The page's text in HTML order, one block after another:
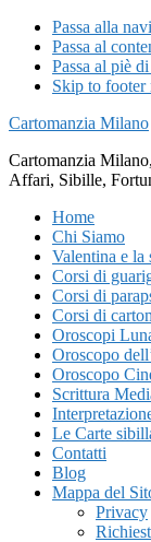
Passa alla
Passa al
Passa al piè
Skip to footer
Cartomanzia Milano
Cartomanzia
Affari, Sibille,
Home
Chi Siamo
Valentina e la
Corsi di
Corsi di
Corsi di
Oroscopi
Oroscopo
Oroscopo
Scrittura
Le Carte
Contatti
Blog
Mappa del
Privacy